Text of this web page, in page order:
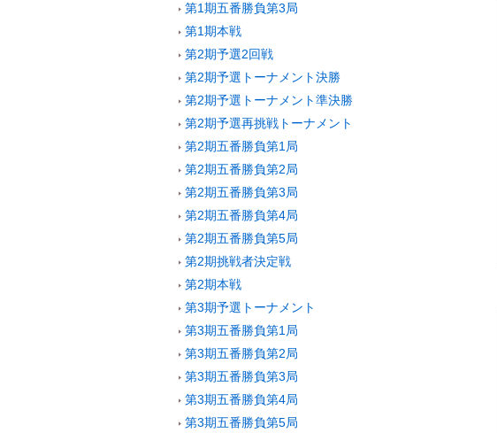
第1期五番勝負第3局
第1期本戦
第2期予選2回戦
第2期予選トーナメント決勝
第2期予選トーナメント準決勝
第2期予選再挑戦トーナメント
第2期五番勝負第1局
第2期五番勝負第2局
第2期五番勝負第3局
第2期五番勝負第4局
第2期五番勝負第5局
第2期挑戦者決定戦
第2期本戦
第3期予選トーナメント
第3期五番勝負第1局
第3期五番勝負第2局
第3期五番勝負第3局
第3期五番勝負第4局
第3期五番勝負第5局